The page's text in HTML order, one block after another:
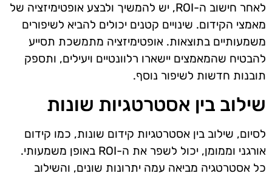
לאחר חישוב ה-ROI, יש להמשיך ולבצע אופטימיזציה של
מאמצי הקידום. שינויים קטנים יכולים להביא לשיפורים
משמעותיים בתוצאות. אופטימיזציה מתמשכת תסייע
להבטיח שהמאמצים יישארו רלוונטיים ויעילים, ותספק
תובנות חדשות לשיפור נוסף.
שילוב בין אסטרטגיות שונות
לסיום, שילוב בין אסטרטגיות קידום שונות, כמו קידום
אורגני וממומן, יכול לשפר את ה-ROI באופן משמעותי.
כל אסטרטגיה מביאה עמה יתרונות שונים, והשילוב